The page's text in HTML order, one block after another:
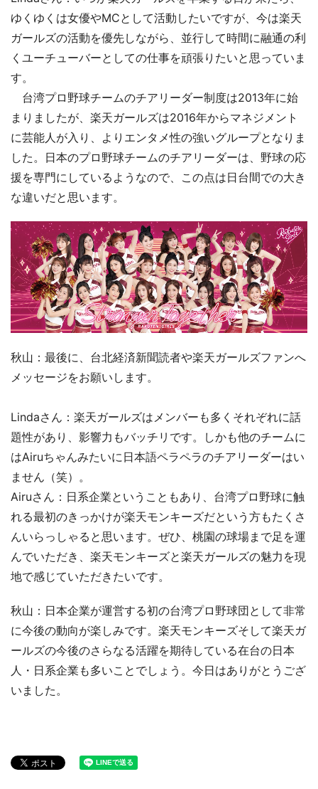
ゆくゆくは女優やMCとして活動したいですが、今は楽天
ガールズの活動を優先しながら、並行して時間に融通の利
くユーチューバーとしての仕事を頑張りたいと思っていま
す。
台湾プロ野球チームのチアリーダー制度は2013年に始
まりましたが、楽天ガールズは2016年からマネジメント
に芸能人が入り、よりエンタメ性の強いグループとなりま
した。日本のプロ野球チームのチアリーダーは、野球の応
援を専門にしているようなので、この点は日台間での大き
な違いだと思います。
秋山：最後に、台北経済新聞読者や楽天ガールズファンへ
メッセージをお願いします。
Lindaさん：楽天ガールズはメンバーも多くそれぞれに話
題性があり、影響力もバッチリです。しかも他のチームに
はAiruちゃんみたいに日本語ペラペラのチアリーダーはい
ません（笑）。
Airuさん：日系企業ということもあり、台湾プロ野球に触
れる最初のきっかけが楽天モンキーズだという方もたくさ
んいらっしゃると思います。ぜひ、桃園の球場まで足を運
んでいただき、楽天モンキーズと楽天ガールズの魅力を現
地で感じていただきたいです。
秋山：日本企業が運営する初の台湾プロ野球団として非常
に今後の動向が楽しみです。楽天モンキーズそして楽天ガ
ールズの今後のさらなる活躍を期待している在台の日本
人・日系企業も多いことでしょう。今日はありがとうござ
いました。